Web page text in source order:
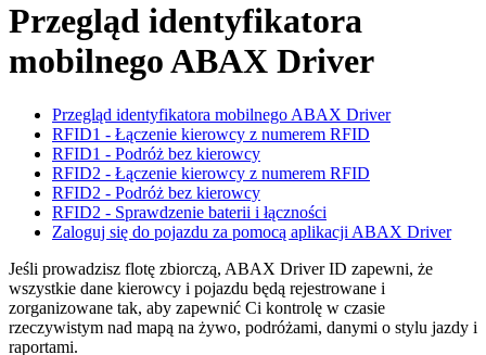
Przegląd identyfikatora
mobilnego ABAX Driver
Przegląd identyfikatora mobilnego ABAX Driver
RFID1 - Łączenie kierowcy z numerem RFID
RFID1 - Podróż bez kierowcy
RFID2 - Łączenie kierowcy z numerem RFID
RFID2 - Podróż bez kierowcy
RFID2 - Sprawdzenie baterii i łączności
Zaloguj się do pojazdu za pomocą aplikacji ABAX Driver
Jeśli prowadzisz flotę zbiorczą, ABAX Driver ID zapewni, że
wszystkie dane kierowcy i pojazdu będą rejestrowane i
zorganizowane tak, aby zapewnić Ci kontrolę w czasie
rzeczywistym nad mapą na żywo, podróżami, danymi o stylu jazdy i
raportami.